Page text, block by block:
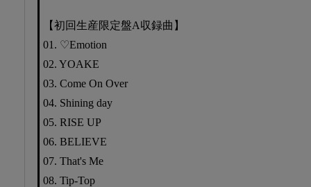
【初回生産限定盤A収録曲】
01. ♡Emotion
02. YOAKE
03. Come On Over
04. Shining day
05. RISE UP
06. BELIEVE
07. That's Me
08. Tip-Top